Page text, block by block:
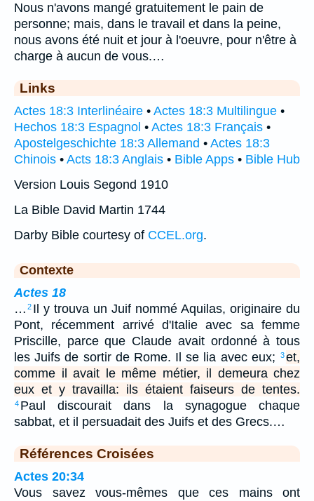
Nous n'avons mangé gratuitement le pain de
personne; mais, dans le travail et dans la peine,
nous avons été nuit et jour à l'oeuvre, pour n'être à
charge à aucun de vous.…
Links
Actes 18:3 Interlinéaire • Actes 18:3 Multilingue •
Hechos 18:3 Espagnol • Actes 18:3 Français •
Apostelgeschichte 18:3 Allemand • Actes 18:3
Chinois • Acts 18:3 Anglais • Bible Apps • Bible Hub
Version Louis Segond 1910
La Bible David Martin 1744
Darby Bible courtesy of CCEL.org.
Contexte
Actes 18
… 2 Il y trouva un Juif nommé Aquilas, originaire du
Pont, récemment arrivé d'Italie avec sa femme
Priscille, parce que Claude avait ordonné à tous
les Juifs de sortir de Rome. Il se lia avec eux;
3et,
comme il avait le même métier, il demeura chez
eux et y travailla: ils étaient faiseurs de tentes.
4 Paul discourait dans la synagogue chaque
sabbat, et il persuadait des Juifs et des Grecs.…
Références Croisées
Actes 20:34
Vous savez vous-mêmes que ces mains ont